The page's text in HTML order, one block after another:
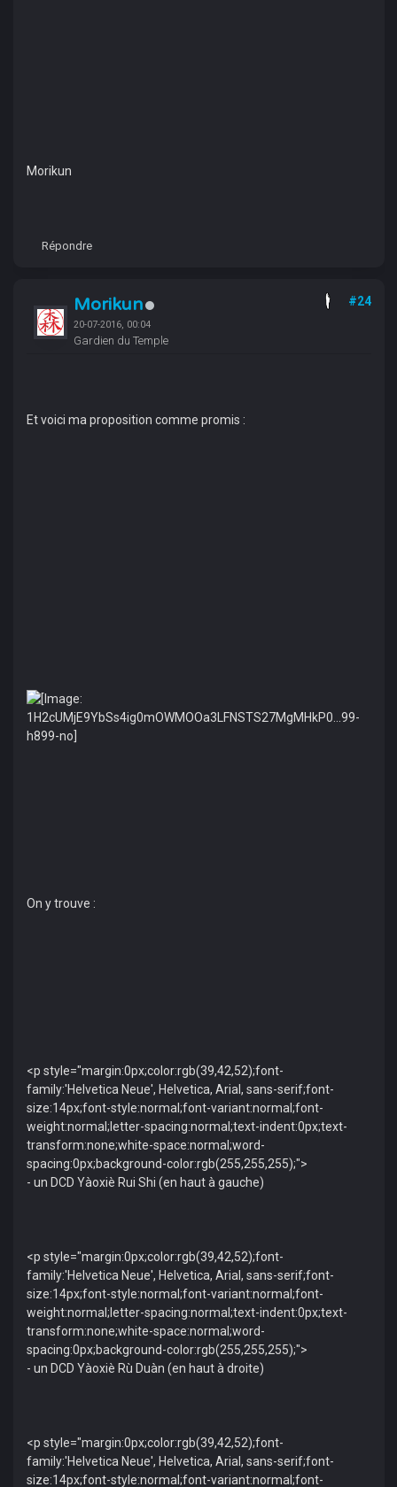
Morikun
Répondre
Morikun
20-07-2016, 00:04
Gardien du Temple
#24
Et voici ma proposition comme promis :
On y trouve :
<p style="margin:0px;color:rgb(39,42,52);font-
family:'Helvetica Neue', Helvetica, Arial, sans-serif;font-
size:14px;font-style:normal;font-variant:normal;font-
weight:normal;letter-spacing:normal;text-indent:0px;text-
transform:none;white-space:normal;word-
spacing:0px;background-color:rgb(255,255,255);">
- un DCD Yàoxiè Rui Shi (en haut à gauche)
<p style="margin:0px;color:rgb(39,42,52);font-
family:'Helvetica Neue', Helvetica, Arial, sans-serif;font-
size:14px;font-style:normal;font-variant:normal;font-
weight:normal;letter-spacing:normal;text-indent:0px;text-
transform:none;white-space:normal;word-
spacing:0px;background-color:rgb(255,255,255);">
- un DCD Yàoxiè Rù Duàn (en haut à droite)
<p style="margin:0px;color:rgb(39,42,52);font-
family:'Helvetica Neue', Helvetica, Arial, sans-serif;font-
size:14px;font-style:normal;font-variant:normal;font-